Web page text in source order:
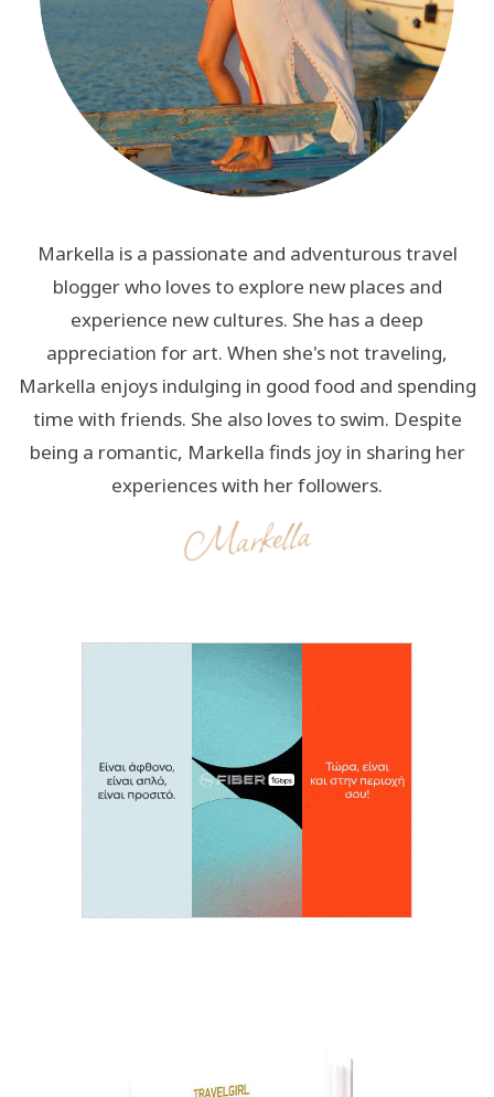
Markella is a passionate and adventurous travel
blogger who loves to explore new places and
experience new cultures. She has a deep
appreciation for art. When she's not traveling,
Markella enjoys indulging in good food and spending
time with friends. She also loves to swim. Despite
being a romantic, Markella finds joy in sharing her
experiences with her followers.